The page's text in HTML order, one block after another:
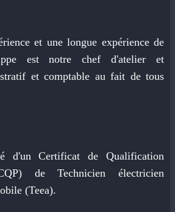
et une longue expérience de
est notre chef d'atelier et
et comptable au fait de tous
d'un Certificat de Qualification
de Technicien électricien
(Teea).